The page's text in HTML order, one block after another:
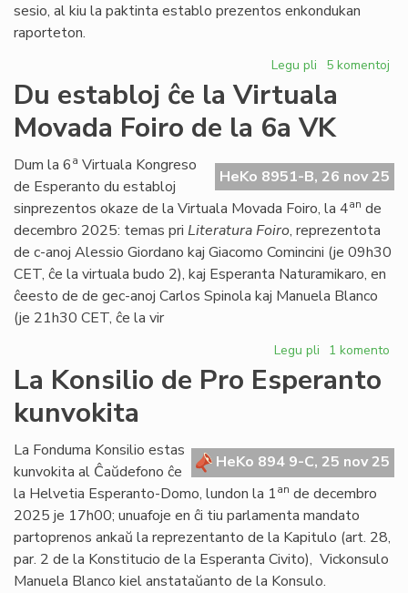
sesio, al kiu la paktinta establo prezentos enkondukan
raporteton.
Legu pli pri
Propono
de
Foruma
rezolucio
pri
la
Oka
de
Marto
5 komentoj
Du establoj ĉe la Virtuala
Movada Foiro de la 6a VK
HeKo 8951-B, 26 nov 25
Dum la 6a Virtuala Kongreso
de Esperanto du establoj
sinprezentos okaze de la Virtuala Movada Foiro, la 4an de
decembro 2025: temas pri Literatura Foiro, reprezentota
de c-anoj Alessio Giordano kaj Giacomo Comincini (je 09h30
CET, ĉe la virtuala budo 2), kaj Esperanta Naturamikaro, en
ĉeesto de de gec-anoj Carlos Spinola kaj Manuela Blanco
(je 21h30 CET, ĉe la vir
Legu pli pri
establoj
Virtuala
Movada
Foiro
de
la
6a
VK
1 komento
La Konsilio de Pro Esperanto
kunvokita
HeKo 894 9-C, 25 nov 25
La Fonduma Konsilio estas
kunvokita al Ĉaŭdefono ĉe
la Helvetia Esperanto-Domo, lundon la 1an de decembro
2025 je 17h00; unuafoje en ĉi tiu parlamenta mandato
partoprenos ankaŭ la reprezentanto de la Kapitulo (art. 28,
par. 2 de la Konstitucio de la Esperanta Civito), Vickonsulo
Manuela Blanco kiel anstataŭanto de la Konsulo.